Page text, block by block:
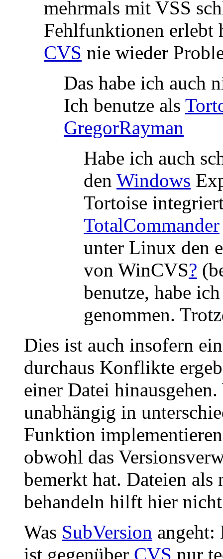
mehrmals mit VSS
Fehlfunktionen erlebt
CVS nie wieder
Das habe ich auch
Ich benutze als
GregorRayman
Habe ich auch
den Windows
Tortoise
TotalCommander
unter Linux den
von WinCVS?
benutze, habe
genommen.
Dies ist auch insofern
durchaus Konflikte
einer Datei
unabhängig in
Funktion
obwohl das
bemerkt hat. Dateien als
behandeln hilft hier
Was SubVersion angeht:
ist gegenüber CVS nur